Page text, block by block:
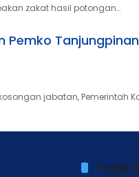
zakat hasil potongan…
Pemko
jabatan, Pemerintah
Topik